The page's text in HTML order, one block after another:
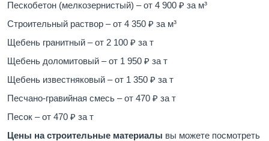
Пескобетон (мелкозернистый) – от 4 900 ₽ за м³
Строительный раствор – от 4 350 ₽ за м³
Щебень гранитный – от 2 100 ₽ за т
Щебень доломитовый – от 1 950 ₽ за т
Щебень известняковый – от 1 350 ₽ за т
Песчано-гравийная смесь – от 470 ₽ за т
Песок – от 470 ₽ за т
Цены на строительные материалы вы можете посмотреть